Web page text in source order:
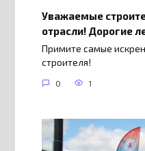
Уважаемые
отрасли! Дорогие
Примите самые
строителя!
0 1